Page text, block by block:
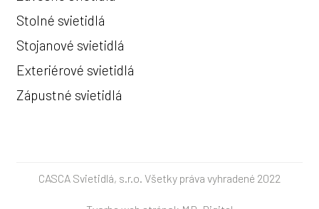
Stolné svietidlá
Stojanové svietidlá
Exteriérové svietidlá
Zápustné svietidlá
CASCA Svietidlá, s.r.o. Všetky práva vyhradené 2022